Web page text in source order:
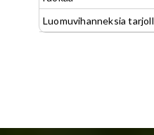
Luomuvihanneksia